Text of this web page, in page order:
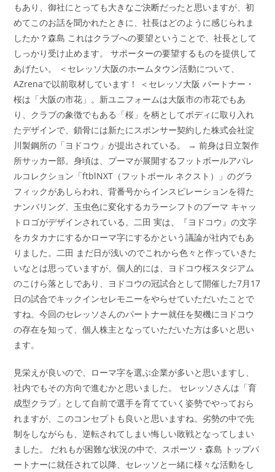
もあり、御社にとっても大きなご決断だったと思いますが、初
めてこのお話を聞かれたときに、社長はどのように感じられま
したか？森島 これはクラブへの要望ということで、社長として
しっかり受け止めます。 サポーターの要望するものを提供して
あげたい。 ＜セレッソ大阪のホームタウン活動について、
AZrenaで以前取材しています！ ＜セレッソ大阪 パートナー・
桜は「大阪の市花」。新ユニフォームは大阪市の市花でもあ
り、クラブの象徴でもある「桜」を柄としてボディに取り入れ
たデザインで、鎖骨には新たにスポンサー契約した株式会社淀
川製鋼所の「ヨドコウ」が提出されている。 → 前身は日立製作
所サッカー部。身頃は、プーマが展開するフットボールアパレ
ルコレクション「ftblNXT（フットボール ネクスト）」のグラ
フィックがあしらわれ、背番号からインスピレーションを得た
ナンバリング、玉虫色に変化するカラーシフトのプーマ キャッ
トロゴがデザインされている。二田 実は、『ヨドコウ』の文字
をカタカナにするかローマ字にするかという議論が社内でもあ
りました。二田 まだ日が浅いのでこれから色々と作っていきた
いなとは思っていますが、個人的には、ヨドコウ桜スタジアム
のこけら落としであり、ヨドコウの冠試合として開催した7月17
日の試合でキックインセレモニーをやらせていただいたことで
すね。今回のセレッソさんのパートナー就任を契機にヨドコウ
の存在を知って、個人株主となっていただいた方は多いと思い
ます。
見栄えが良いので、ローマ字を選ぶ企業が多いと思いますし、
社内でもその方向で進むかと思いました。 セレッソさんは「育
成型クラブ」として自前で選手を育てていく姿勢でやっておら
れますが、このコンセプトも良いと思いますね。劣勢の中で先
制をしながらも、逆転されてしまい悔しい敗戦となってしまい
ました。 だれもが困難な状況の中で、スポーツ・森島 トップパ
ートナーに就任されて以降、セレッソと一緒に様々な活動をし